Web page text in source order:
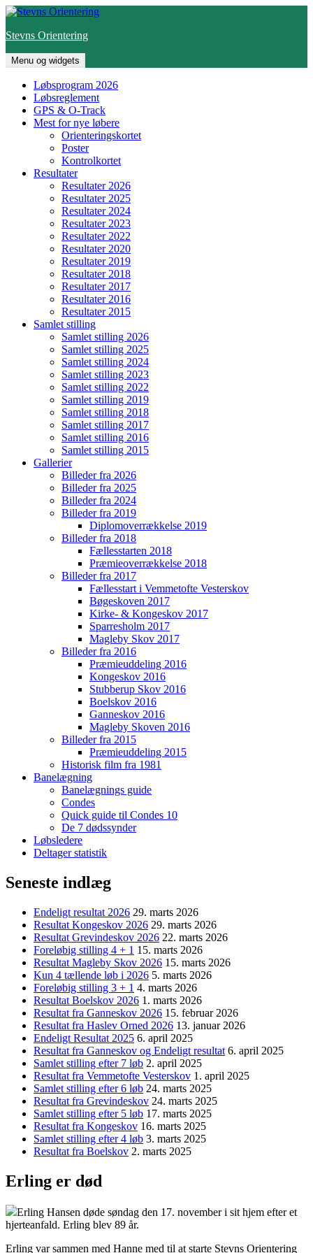
Hop
indhold
Stevns Orientering
Menu og widgets
Løbsprogram 2026
Løbsreglement
GPS & O-Track
Mest for nye løbere
Orienteringskortet
Poster
Kontrolkortet
Resultater
Resultater 2026
Resultater 2025
Resultater 2024
Resultater 2023
Resultater 2022
Resultater 2020
Resultater 2019
Resultater 2018
Resultater 2017
Resultater 2016
Resultater 2015
Samlet stilling
Samlet stilling 2026
Samlet stilling 2025
Samlet stilling 2024
Samlet stilling 2023
Samlet stilling 2022
Samlet stilling 2019
Samlet stilling 2018
Samlet stilling 2017
Samlet stilling 2016
Samlet stilling 2015
Gallerier
Billeder fra 2026
Billeder fra 2025
Billeder fra 2024
Billeder fra 2019
Diplomoverrækkelse 2019
Billeder fra 2018
Fællesstarten 2018
Præmieoverrækkelse 2018
Billeder fra 2017
Fællesstart i Vemmetofte Vesterskov
Bøgeskoven 2017
Kirke- & Kongeskov 2017
Sparresholm 2017
Magleby Skov 2017
Billeder fra 2016
Præmieuddeling 2016
Kongeskov 2016
Stubberup Skov 2016
Boelskov 2016
Ganneskov 2016
Magleby Skoven 2016
Billeder fra 2015
Præmieuddeling 2015
Historisk film fra 1981
Banelægning
Banelægnings guide
Condes
Quick guide til Condes 10
De 7 dødssynder
Løbsledere
Deltager statistik
Seneste indlæg
Endeligt resultat 2026 29. marts 2026
Resultat Kongeskov 2026 29. marts 2026
Resultat Grevindeskov 2026 22. marts 2026
Foreløbig stilling 4 + 1 15. marts 2026
Resultat Magleby Skov 2026 15. marts 2026
Kun 4 tællende løb i 2026 5. marts 2026
Foreløbig stilling 3 + 1 4. marts 2026
Resultat Boelskov 2026 1. marts 2026
Resultat fra Ganneskov 2026 15. februar 2026
Resultat fra Haslev Orned 2026 13. januar 2026
Endeligt Resultat 2025 6. april 2025
Resultat fra Ganneskov og Endeligt resultat 6. april 2025
Samlet stilling efter 7 løb 2. april 2025
Resultat fra Vemmetofte Vesterskov 1. april 2025
Samlet stilling efter 6 løb 24. marts 2025
Resultat fra Grevindeskov 24. marts 2025
Samlet stilling efter 5 løb 17. marts 2025
Resultat fra Kongeskov 16. marts 2025
Samlet stilling efter 4 løb 3. marts 2025
Resultat fra Boelskov 2. marts 2025
Erling er død
Erling Hansen døde søndag den 17. november i sit hjem efter et
hjerteanfald. Erling blev 89 år.
Erling var sammen med Hanne med til at starte Stevns Orientering